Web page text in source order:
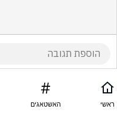
ראשי האשטאגים